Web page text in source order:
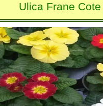
Ulica Frane Cote